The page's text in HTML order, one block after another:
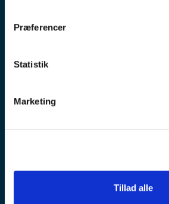
Præferencer
Statistik
Marketing
Tillad alle
Bliv inspireret –
Modtag invitationer til
idéer til planlægning af